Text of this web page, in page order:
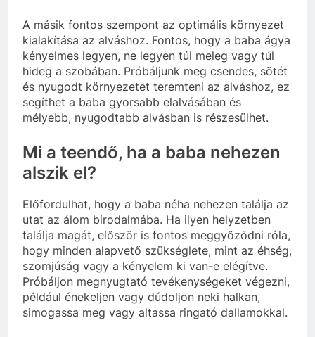
A másik fontos szempont az optimális környezet
kialakítása az alváshoz. Fontos, hogy a baba ágya
kényelmes legyen, ne legyen túl meleg vagy túl
hideg a szobában. Próbáljunk meg csendes, sötét
és nyugodt környezetet teremteni az alváshoz, ez
segíthet a baba gyorsabb elalvásában és
mélyebb, nyugodtabb alvásban is részesülhet.
Mi a teendő, ha a baba nehezen
alszik el?
Előfordulhat, hogy a baba néha nehezen találja az
utat az álom birodalmába. Ha ilyen helyzetben
találja magát, először is fontos meggyőződni róla,
hogy minden alapvető szükséglete, mint az éhség,
szomjúság vagy a kényelem ki van-e elégítve.
Próbáljon megnyugtató tevékenységeket végezni,
például énekeljen vagy dúdoljon neki halkan,
simogassa meg vagy altassa ringató dallamokkal.